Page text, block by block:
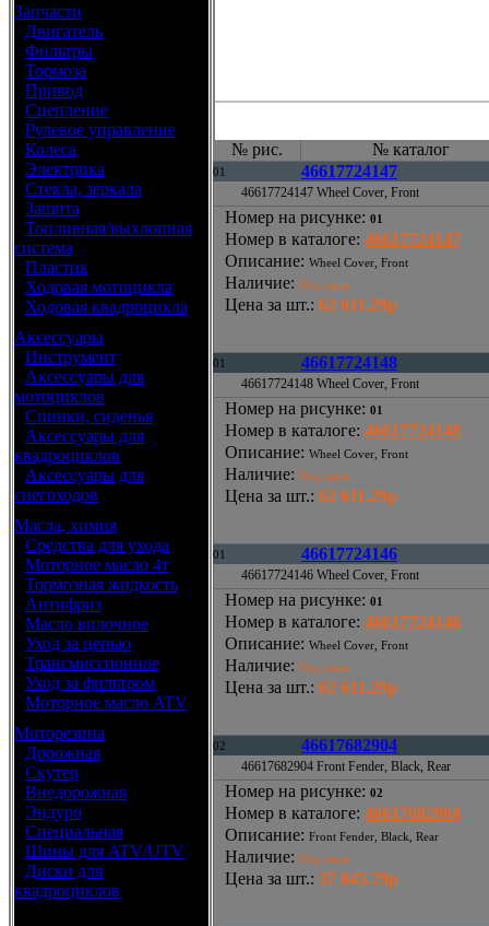
Запчасти
Двигатель
Фильтры
Тормоза
Привод
Сцепление
Рулевое управление
Колеса
Электрика
Стекла, зеркала
Защита
Топливная/выхлопная
система
Пластик
Ходовая мотоцикла
Ходовая квадроцикла
Аксессуары
Инструмент
Аксессуары для
мотоциклов
Спинки, сиденья
Аксессуары для
квадроциклов
Аксессуары для
снегоходов
Масла, химия
Средства для ухода
Моторное масло 4т
Тормозная жидкость
Антифриз
Масло вилочное
Уход за цепью
Трансмиссионное
Уход за фильтром
Моторное масло ATV
Моторезина
Дорожная
Скутер
Внедорожная
Эндуро
Специальная
Шины для ATV/UTV
Диски для
квадроциклов
№ рис. № каталог
01 46617724147
46617724147 Wheel Cover, Front
Номер на рисунке: 01
Номер в каталоге: 46617724147
Описание: Wheel Cover, Front
Наличие: Под заказ
Цена за шт.: 62 611.29р
01 46617724148
46617724148 Wheel Cover, Front
Номер на рисунке: 01
Номер в каталоге: 46617724148
Описание: Wheel Cover, Front
Наличие: Под заказ
Цена за шт.: 62 611.29р
01 46617724146
46617724146 Wheel Cover, Front
Номер на рисунке: 01
Номер в каталоге: 46617724146
Описание: Wheel Cover, Front
Наличие: Под заказ
Цена за шт.: 62 611.29р
02 46617682904
46617682904 Front Fender, Black, Rear
Номер на рисунке: 02
Номер в каталоге: 46617682904
Описание: Front Fender, Black, Rear
Наличие: Под заказ
Цена за шт.: 37 845.79р